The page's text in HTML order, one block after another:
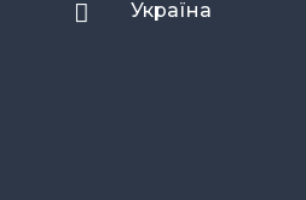
 Україна